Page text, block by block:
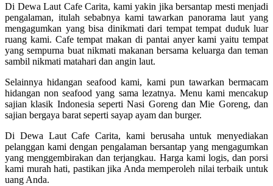
Di Dewa Laut Cafe Carita, kami yakin jika bersantap mesti menjadi
pengalaman, itulah sebabnya kami tawarkan panorama laut yang
mengagumkan yang bisa dinikmati dari tempat tempat duduk luar
ruang kami. Cafe tempat makan di pantai anyer kami yaitu tempat
yang sempurna buat nikmati makanan bersama keluarga dan teman
sambil nikmati matahari dan angin laut.
Selainnya hidangan seafood kami, kami pun tawarkan bermacam
hidangan non seafood yang sama lezatnya. Menu kami mencakup
sajian klasik Indonesia seperti Nasi Goreng dan Mie Goreng, dan
sajian bergaya barat seperti sayap ayam dan burger.
Di Dewa Laut Cafe Carita, kami berusaha untuk menyediakan
pelanggan kami dengan pengalaman bersantap yang mengagumkan
yang menggembirakan dan terjangkau. Harga kami logis, dan porsi
kami murah hati, pastikan jika Anda memperoleh nilai terbaik untuk
uang Anda.